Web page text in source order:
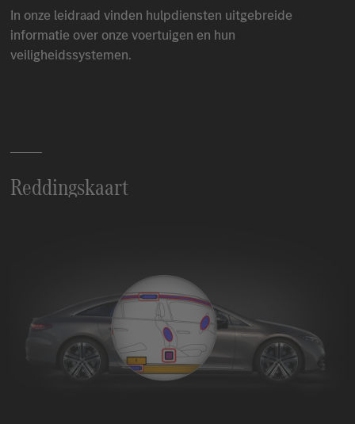
In onze leidraad vinden hulpdiensten uitgebreide
informatie over onze voertuigen en hun
veiligheidssystemen.
Reddingskaart